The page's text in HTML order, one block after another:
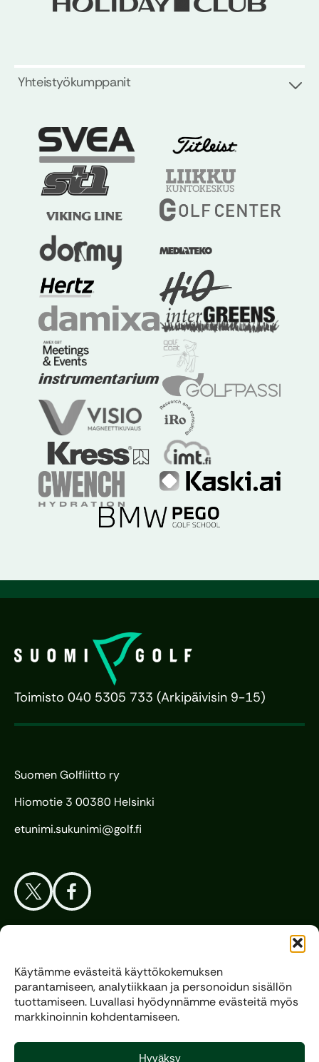
Käytämme evästeitä käyttökokemuksen
parantamiseen, analytiikkaan ja personoidun sisällön
tuottamiseen. Luvallasi hyödynnämme evästeitä myös
markkinoinnin kohdentamiseen.
Hyväksy
Yhteistyökumppanit
Toimisto 040 5305 733 (Arkipäivisin 9-15)
Suomen Golfliitto ry
Hiomotie 3 00380 Helsinki
etunimi.sukunimi@golf.fi
Liitto
Kilpagolf